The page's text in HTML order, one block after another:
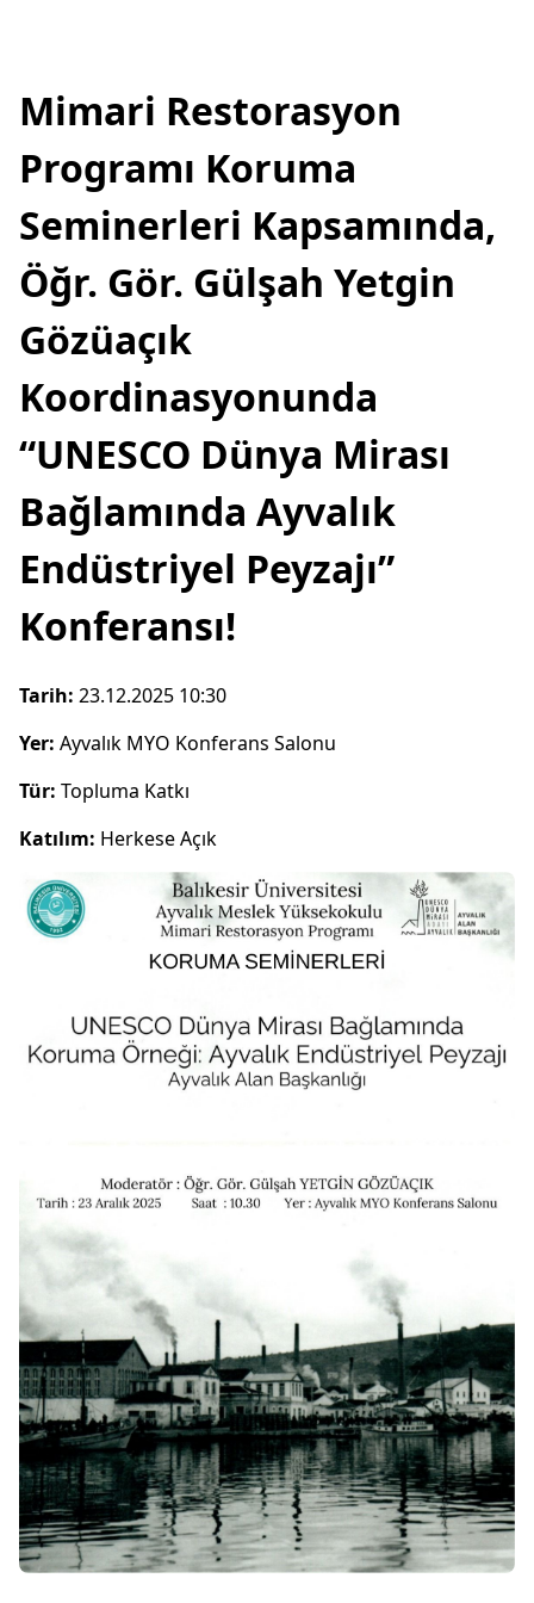
Mimari Restorasyon
Programı Koruma
Seminerleri Kapsamında,
Öğr. Gör. Gülşah Yetgin
Gözüaçık
Koordinasyonunda
“UNESCO Dünya Mirası
Bağlamında Ayvalık
Endüstriyel Peyzajı”
Konferansı!
Tarih: 23.12.2025 10:30
Yer: Ayvalık MYO Konferans Salonu
Tür: Topluma Katkı
Katılım: Herkese Açık